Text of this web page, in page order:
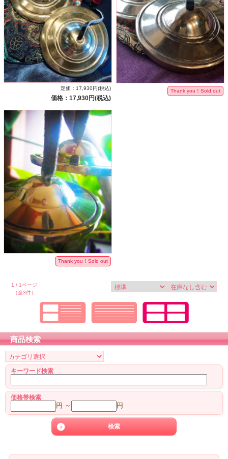
定価：17,930円(税込)
価格：17,930円(税込)
Thank you！Sold out
Thank you！Sold out
1 / 1ページ
（全3件）
商品検索
キーワード検索
価格帯検索
円 ～ 円